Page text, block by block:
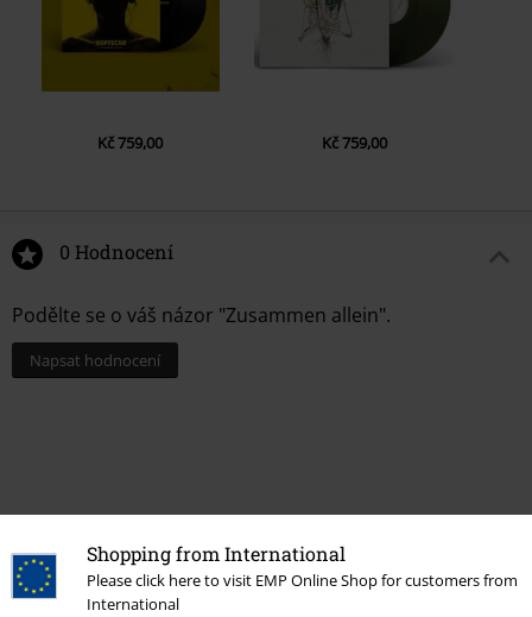
Shopping from International
Please click here to visit EMP Online Shop for customers from
International
Kč 759,00 Kč 759,00
0 Hodnocení
Podělte se o váš názor "Zusammen allein".
Napsat hodnocení